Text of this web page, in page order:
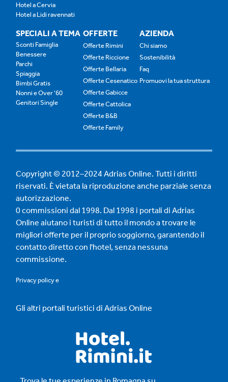
Hotel a Cervia
Hotel a Lidi ravennati
SPECIALI A TEMA
Sconti Famiglia
Benessere
Parchi
Spiaggia
Bimbi Gratis
Nonni e Over '60
Genitori Single
OFFERTE
Offerte Rimini
Offerte Riccione
Offerte Bellaria
Offerte Cesenatico
Offerte Gabicce
Offerte Cattolica
Offerte B&B
Offerte Family
AZIENDA
Chi siamo
Sostenibilità
Faq
Promuovi la tua struttura
Copyright © 2012–2024 Adrias Online. Tutti i diritti
riservati. È vietata la riproduzione anche parziale senza
autorizzazione.
0 commissioni dal 1998. Dal 1998 i portali di Adrias
Online aiutano i turisti di tutto il mondo a trovare le
migliori offerte per il proprio soggiorno, garantendo il
contatto diretto con l'hotel, senza nessuna
commissione.
Privacy policye
Gli altri portali turistici di Adrias Online